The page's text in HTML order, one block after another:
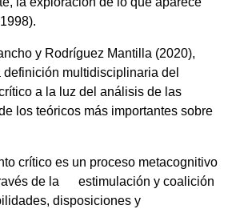
y Rodríguez Mantilla (2020),
definición multidisciplinaria del
a la luz del análisis de las
los teóricos más importantes sobre
crítico es un proceso metacognitivo
de la estimulación y coalición
disposiciones y